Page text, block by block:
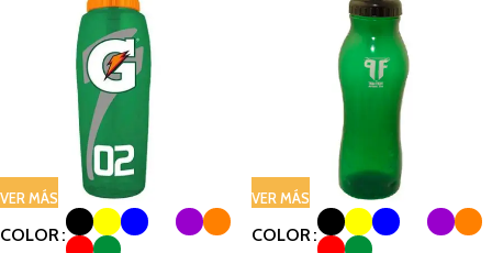
VER MÁS
COLOR
VER MÁS
COLOR